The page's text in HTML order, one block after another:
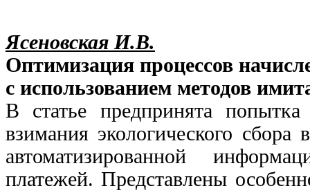
Ясеновская И.В.
Оптимизация процессов
с использованием методов
В статье предпринята
взимания экологического
автоматизированной
платежей. Представлены